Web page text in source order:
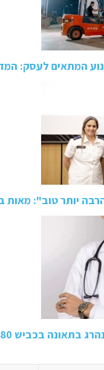
המתאים לעסק:
יותר טוב": מאות
80: "ידע רפואי עמוק…